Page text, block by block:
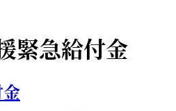
緊急給付金